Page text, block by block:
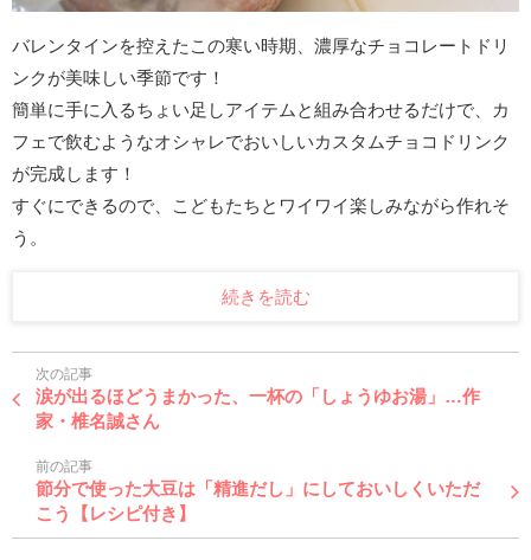
バレンタインを控えたこの寒い時期、濃厚なチョコレートドリ
ンクが美味しい季節です！
簡単に手に入るちょい足しアイテムと組み合わせるだけで、カ
フェで飲むようなオシャレでおいしいカスタムチョコドリンク
が完成します！
すぐにできるので、こどもたちとワイワイ楽しみながら作れそ
う。
続きを読む
次の記事
涙が出るほどうまかった、一杯の「しょうゆお湯」…作
家・椎名誠さん
前の記事
節分で使った大豆は「精進だし」にしておいしくいただ
こう【レシピ付き】